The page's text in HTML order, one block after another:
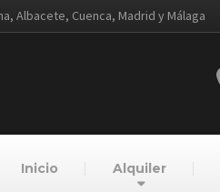
Albacete, Cuenca, Madrid y Málaga
Inicio Alquiler